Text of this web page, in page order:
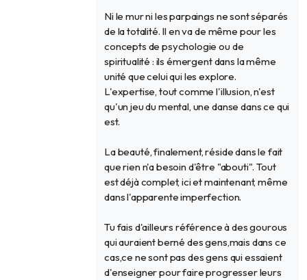
Ni le mur ni les parpaings ne sont séparés
de la totalité. Il en va de même pour les
concepts de psychologie ou de
spiritualité : ils émergent dans la même
unité que celui qui les explore.
L'expertise, tout comme l'illusion, n'est
qu'un jeu du mental, une danse dans ce qui
est.
La beauté, finalement, réside dans le fait
que rien n'a besoin d'être "abouti". Tout
est déjà complet, ici et maintenant, même
dans l'apparente imperfection.
Tu fais d'ailleurs référence à des gourous
qui auraient berné des gens,mais dans ce
cas,ce ne sont pas des gens qui essaient
d'enseigner pour faire progresser leurs